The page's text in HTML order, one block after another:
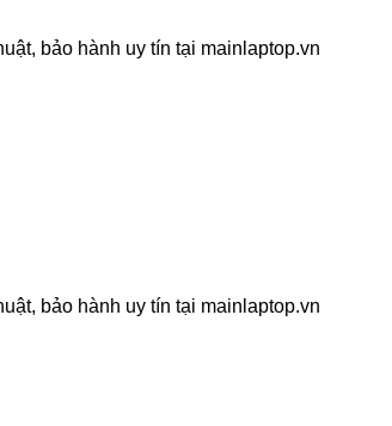
bảo hành uy tín tại mainlaptop.vn
bảo hành uy tín tại mainlaptop.vn